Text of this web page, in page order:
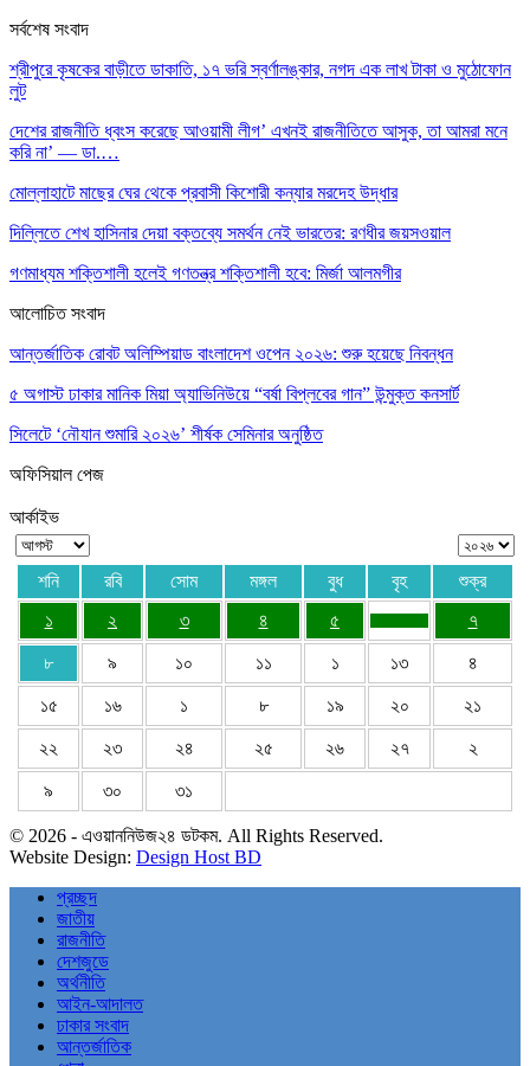
সর্বশেষ সংবাদ
শ্রীপুরে কৃষকের বাড়ীতে ডাকাতি, ১৭ ভরি স্বর্ণালঙ্কার, নগদ এক লাখ টাকা ও মুঠোফোন
লুট
দেশের রাজনীতি ধ্বংস করেছে আওয়ামী লীগ’ এখনই রাজনীতিতে আসুক, তা আমরা মনে
করি না’ — ডা.…
মোল্লাহাটে মাছের ঘের থেকে প্রবাসী কিশোরী কন্যার মরদেহ উদ্ধার
দিল্লিতে শেখ হাসিনার দেয়া বক্তব্যে সমর্থন নেই ভারতের: রণধীর জয়সওয়াল
গণমাধ্যম শক্তিশালী হলেই গণতন্ত্র শক্তিশালী হবে: মির্জা আলমগীর
আলোচিত সংবাদ
আন্তর্জাতিক রোবট অলিম্পিয়াড বাংলাদেশ ওপেন ২০২৬: শুরু হয়েছে নিবন্ধন
৫ অগাস্ট ঢাকার মানিক মিয়া অ্যাভিনিউয়ে “বর্ষা বিপ্লবের গান” উন্মুক্ত কনসার্ট
সিলেটে ‘নৌযান শুমারি ২০২৬’ শীর্ষক সেমিনার অনুষ্ঠিত
অফিসিয়াল পেজ
আর্কাইভ
শনি রবি সোম মঙ্গল বুধ বৃহ
শুক্র
১
২ ৩ ৪ ৫ ৭
৮ ৯ ১০ ১১ ১ ১৩ ৪
১৫ ১৬ ১ ৮ ১৯ ২০ ২১
২২ ২৩ ২৪ ২৫ ২৬ ২৭ ২
৯ ৩০ ৩১
© 2026 - এওয়াননিউজ২৪ ডটকম. All Rights Reserved.
Website Design: Design Host BD
প্রচ্ছদ
জাতীয়
রাজনীতি
দেশজুডে
অর্থনীতি
আইন-আদালত
ঢাকার সংবাদ
আন্তর্জাতিক